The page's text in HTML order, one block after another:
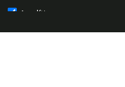
Analítiques